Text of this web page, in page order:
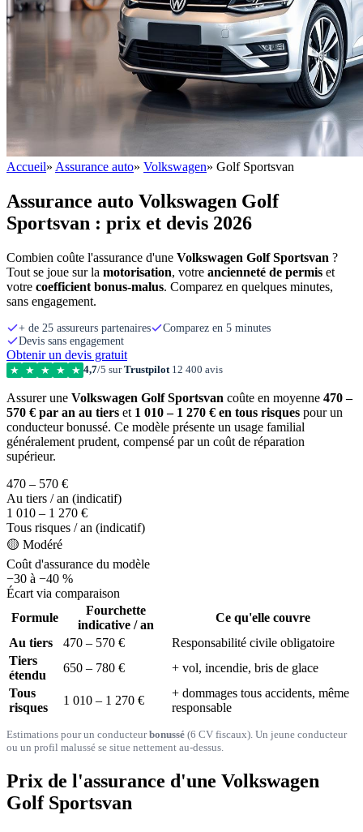
Accueil» Assurance auto» Volkswagen» Golf Sportsvan
Assurance auto Volkswagen Golf
Sportsvan : prix et devis 2026
Combien coûte l'assurance d'une Volkswagen Golf Sportsvan ?
Tout se joue sur la motorisation, votre ancienneté de permis et
votre coefficient bonus-malus. Comparez en quelques minutes,
sans engagement.
+ de 25 assureurs partenaires
Comparez en 5 minutes
Devis sans engagement
Obtenir un devis gratuit
★ ★ ★ ★ ★ 4,7/5 surTrustpilot12 400 avis
Assurer une Volkswagen Golf Sportsvan coûte en moyenne 470 –
570 € par an au tiers et 1 010 – 1 270 € en tous risques pour un
conducteur bonussé. Ce modèle présente un usage familial
généralement prudent, compensé par un coût de réparation
supérieur.
470 – 570 €
Au tiers / an (indicatif)
1 010 – 1 270 €
Tous risques / an (indicatif)
🟡 Modéré
Coût d'assurance du modèle
−30 à −40 %
Écart via comparaison
Formule
Fourchette
indicative / an
Ce qu'elle couvre
Au tiers
470 – 570 €
Responsabilité civile obligatoire
Tiers
étendu
650 – 780 €
+ vol, incendie, bris de glace
Tous
risques
1 010 – 1 270 €
+ dommages tous accidents, même
responsable
Estimations pour un conducteurbonussé (6 CV fiscaux). Un jeune conducteur
ou un profil malussé se situe nettement au-dessus.
Prix de l'assurance d'une Volkswagen
Golf Sportsvan